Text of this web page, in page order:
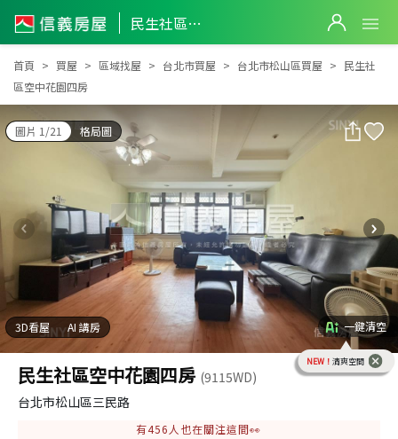
民生社區空中花園四房
民生社區空中花園四房
首頁 買屋 區域找屋 台北市買屋 台北市松山區買屋
民生社
區空中花園四房
圖片 1/21 格局圖
3D看屋 AI 講房 一鍵清空
NEW！ 清爽空間
民生社區空中花園四房 (9115WD)
台北市松山區三民路
有456 人也在關注這間👀